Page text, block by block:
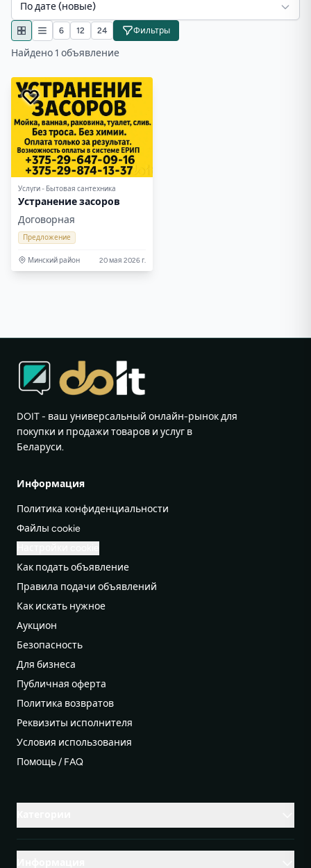
По дате (новые)
6 12 24 Фильтры
Найдено 1 объявление
Услуги - Бытовая сантехника
Устранение засоров
Договорная
Предложение
Минский район 20 мая 2026 г.
DOIT - ваш универсальный онлайн-рынок для
покупки и продажи товаров и услуг в
Беларуси.
Информация
Политика конфиденциальности
Файлы cookie
Как подать объявление
Правила подачи объявлений
Как искать нужное
Аукцион
Безопасность
Для бизнеса
Публичная оферта
Политика возвратов
Реквизиты исполнителя
Условия использования
Помощь / FAQ